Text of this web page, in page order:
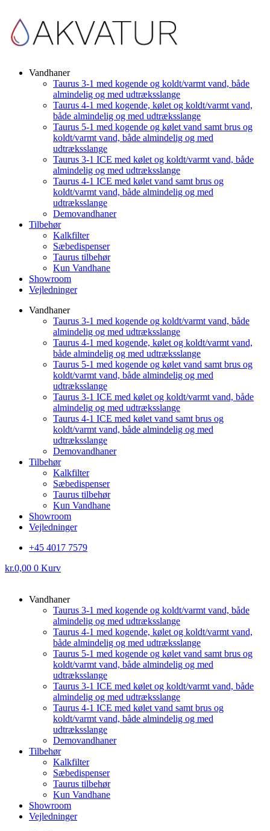
Vandhaner
Taurus 3-1 med kogende og koldt/varmt vand, både
almindelig og med udtræksslange
Taurus 4-1 med kogende, kølet og koldt/varmt vand,
både almindelig og med udtræksslange
Taurus 5-1 med kogende og kølet vand samt brus og
koldt/varmt vand, både almindelig og med
udtræksslange
Taurus 3-1 ICE med kølet og koldt/varmt vand, både
almindelig og med udtræksslange
Taurus 4-1 ICE med kølet vand samt brus og
koldt/varmt vand, både almindelig og med
udtræksslange
Demovandhaner
Tilbehør
Kalkfilter
Sæbedispenser
Taurus tilbehør
Kun Vandhane
Showroom
Vejledninger
Vandhaner
Taurus 3-1 med kogende og koldt/varmt vand, både
almindelig og med udtræksslange
Taurus 4-1 med kogende, kølet og koldt/varmt vand,
både almindelig og med udtræksslange
Taurus 5-1 med kogende og kølet vand samt brus og
koldt/varmt vand, både almindelig og med
udtræksslange
Taurus 3-1 ICE med kølet og koldt/varmt vand, både
almindelig og med udtræksslange
Taurus 4-1 ICE med kølet vand samt brus og
koldt/varmt vand, både almindelig og med
udtræksslange
Demovandhaner
Tilbehør
Kalkfilter
Sæbedispenser
Taurus tilbehør
Kun Vandhane
Showroom
Vejledninger
+45 4017 7579
kr.0,00 0 Kurv
Vandhaner
Taurus 3-1 med kogende og koldt/varmt vand, både
almindelig og med udtræksslange
Taurus 4-1 med kogende, kølet og koldt/varmt vand,
både almindelig og med udtræksslange
Taurus 5-1 med kogende og kølet vand samt brus og
koldt/varmt vand, både almindelig og med
udtræksslange
Taurus 3-1 ICE med kølet og koldt/varmt vand, både
almindelig og med udtræksslange
Taurus 4-1 ICE med kølet vand samt brus og
koldt/varmt vand, både almindelig og med
udtræksslange
Demovandhaner
Tilbehør
Kalkfilter
Sæbedispenser
Taurus tilbehør
Kun Vandhane
Showroom
Vejledninger